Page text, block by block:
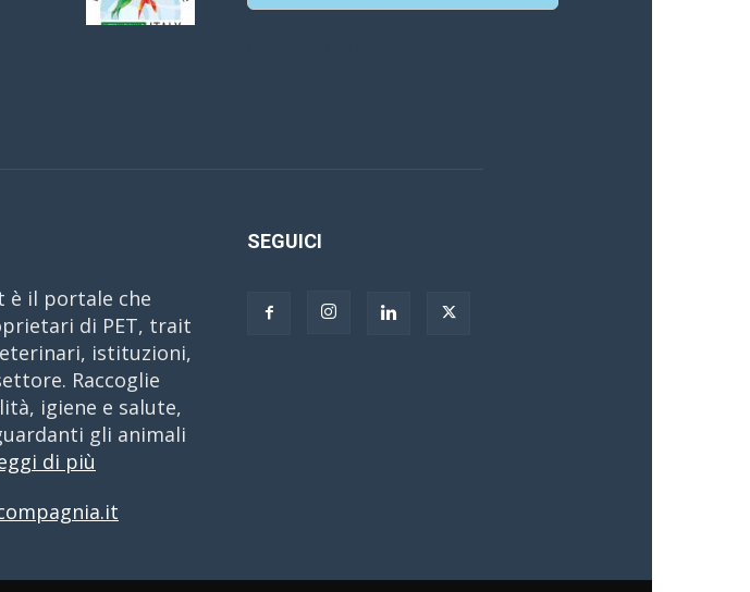
è il portale che
di PET, trait
istituzioni,
Raccoglie
igiene e salute,
gli animali
di più
SEGUICI